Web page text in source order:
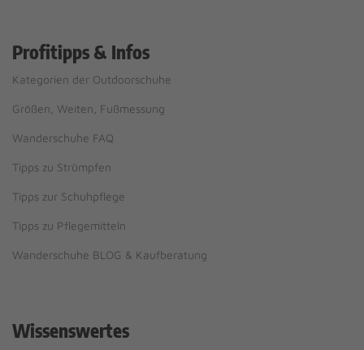
Profitipps & Infos
Kategorien der Outdoorschuhe
Größen, Weiten, Fußmessung
Wanderschuhe FAQ
Tipps zu Strümpfen
Tipps zur Schuhpflege
Tipps zu Pflegemitteln
Wanderschuhe BLOG & Kaufberatung
Wissenswertes